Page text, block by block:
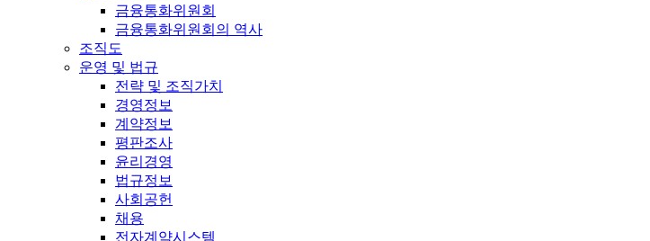
금융통화위원회
금융통화위원회의 역사
조직도
운영 및 법규
전략 및 조직가치
경영정보
계약정보
평판조사
윤리경영
법규정보
사회공헌
채용
전자계약시스템